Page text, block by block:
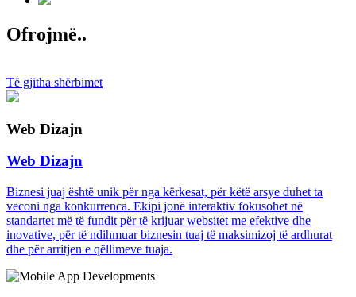
Ofrojmë..
Të gjitha shërbimet
Web Dizajn
Web Dizajn
Biznesi juaj është unik për nga kërkesat, për këtë arsye duhet ta
veconi nga konkurrenca. Ekipi jonë interaktiv fokusohet në
standartet më të fundit për të krijuar websitet me efektive dhe
inovative, për të ndihmuar biznesin tuaj të maksimizoj të ardhurat
dhe për arritjen e qëllimeve tuaja.